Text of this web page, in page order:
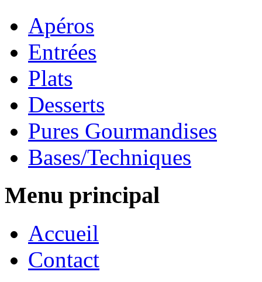
Apéros
Entrées
Plats
Desserts
Pures Gourmandises
Bases/Techniques
Menu principal
Accueil
Contact